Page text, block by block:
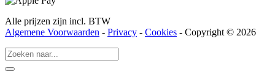
Alle prijzen zijn incl. BTW
Algemene Voorwaarden - Privacy - Cookies - Copyright © 2026